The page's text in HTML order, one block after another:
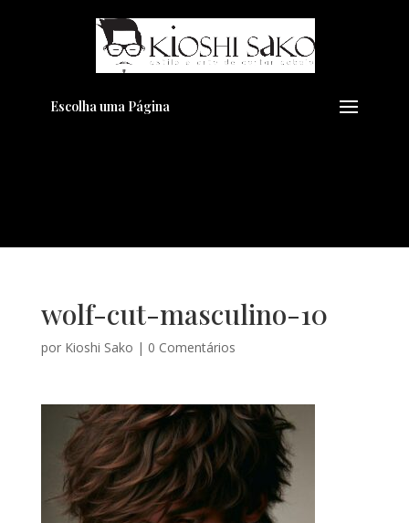
Escolha uma Página
wolf-cut-masculino-10
por Kioshi Sako | 0 Comentários
Pensando em transformar seu
Visual??